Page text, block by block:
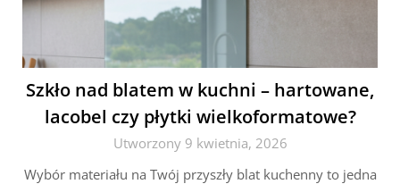
Szkło nad blatem w kuchni – hartowane,
lacobel czy płytki wielkoformatowe?
Utworzony 9 kwietnia, 2026
Wybór materiału na Twój przyszły blat kuchenny to jedna